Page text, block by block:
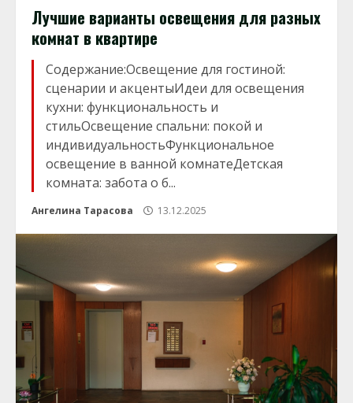
Лучшие варианты освещения для разных
комнат в квартире
Содержание:Освещение для гостиной:
сценарии и акцентыИдеи для освещения
кухни: функциональность и
стильОсвещение спальни: покой и
индивидуальностьФункциональное
освещение в ванной комнатеДетская
комната: забота о б...
Ангелина Тарасова 13.12.2025